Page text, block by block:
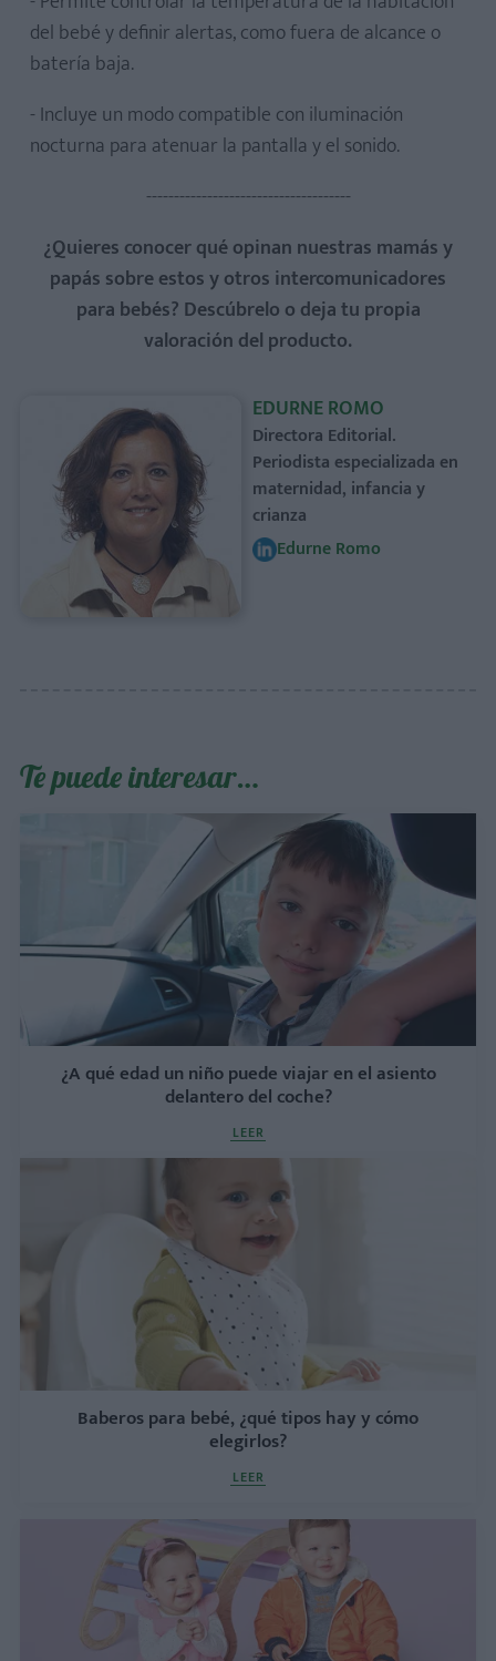
del bebé y definir alertas, como fuera de alcance o
batería baja.
- Incluye un modo compatible con iluminación
nocturna para atenuar la pantalla y el sonido.
-------------------------------------
¿Quieres conocer qué opinan nuestras mamás y
papás sobre estos y otros intercomunicadores
para bebés? Descúbrelo o deja tu propia
valoración del producto.
EDURNE ROMO
Directora Editorial.
Periodista especializada en
maternidad, infancia y
crianza
Edurne Romo
Te puede interesar…
¿A qué edad un niño puede viajar en el asiento
delantero del coche?
LEER
Baberos para bebé, ¿qué tipos hay y cómo
elegirlos?
LEER